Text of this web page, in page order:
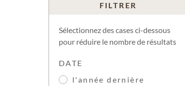
FILTRER
Sélectionnez des cases ci-dessous
pour réduire le nombre de résultats
DATE
l'année dernière